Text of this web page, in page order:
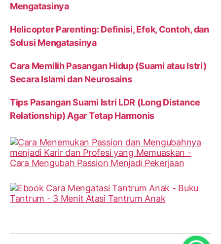
Mengatasinya
Helicopter Parenting: Definisi, Efek, Contoh, dan
Solusi Mengatasinya
Cara Memilih Pasangan Hidup (Suami atau Istri)
Secara Islami dan Neurosains
Tips Pasangan Suami Istri LDR (Long Distance
Relationship) Agar Tetap Harmonis